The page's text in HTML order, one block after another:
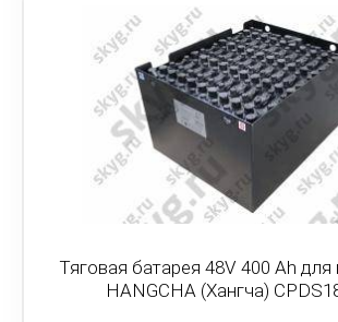
Тяговая батарея 48V 400 Ah для
HANGCHA (Хангча)